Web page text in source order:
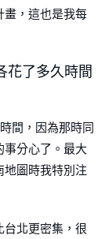
畫，這也是我每
花了多久時間
間，因為那時同
事分心了。最大
地圖時我特別注
台北更密集，很